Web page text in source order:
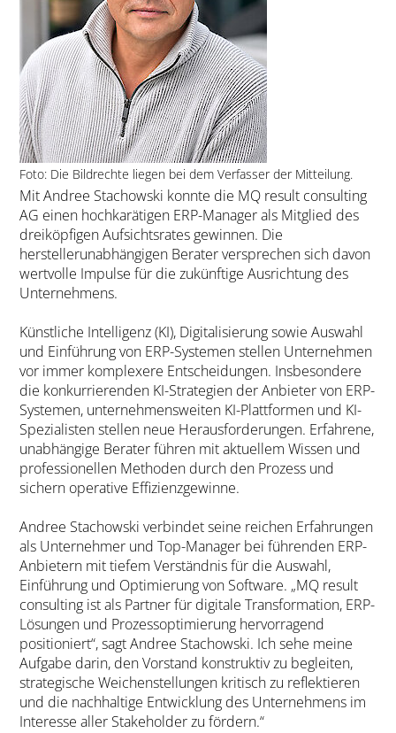
Foto: Die Bildrechte liegen bei dem Verfasser der Mitteilung.
Mit Andree Stachowski konnte die MQ result consulting
AG einen hochkarätigen ERP-Manager als Mitglied des
dreiköpfigen Aufsichtsrates gewinnen. Die
herstellerunabhängigen Berater versprechen sich davon
wertvolle Impulse für die zukünftige Ausrichtung des
Unternehmens.
Künstliche Intelligenz (KI), Digitalisierung sowie Auswahl
und Einführung von ERP-Systemen stellen Unternehmen
vor immer komplexere Entscheidungen. Insbesondere
die konkurrierenden KI-Strategien der Anbieter von ERP-
Systemen, unternehmensweiten KI-Plattformen und KI-
Spezialisten stellen neue Herausforderungen. Erfahrene,
unabhängige Berater führen mit aktuellem Wissen und
professionellen Methoden durch den Prozess und
sichern operative Effizienzgewinne.
Andree Stachowski verbindet seine reichen Erfahrungen
als Unternehmer und Top-Manager bei führenden ERP-
Anbietern mit tiefem Verständnis für die Auswahl,
Einführung und Optimierung von Software. „MQ result
consulting ist als Partner für digitale Transformation, ERP-
Lösungen und Prozessoptimierung hervorragend
positioniert“, sagt Andree Stachowski. Ich sehe meine
Aufgabe darin, den Vorstand konstruktiv zu begleiten,
strategische Weichenstellungen kritisch zu reflektieren
und die nachhaltige Entwicklung des Unternehmens im
Interesse aller Stakeholder zu fördern.“